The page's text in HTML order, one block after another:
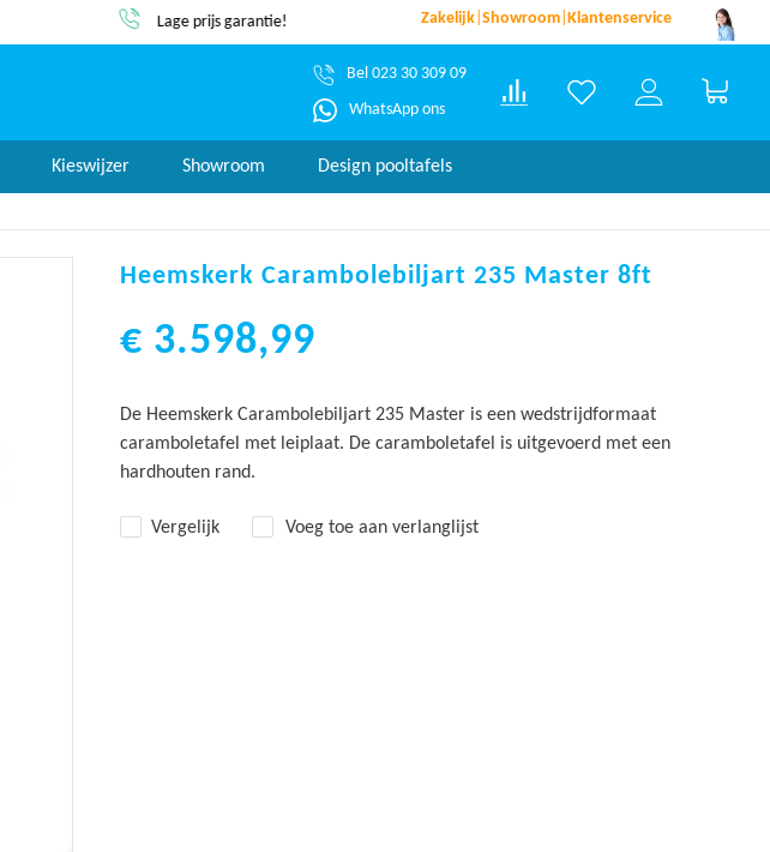
Heemskerk Carambolebiljart 235 Master 8ft
€ 3.598,99
De Heemskerk Carambolebiljart 235 Master is een wedstrijdformaat
caramboletafel met leiplaat. De caramboletafel is uitgevoerd met een
hardhouten rand.
Vergelijk Voeg toe aan verlanglijst
Lage prijs garantie! dezelfde werkdag verzonden*
Zakelijk Showroom Klantenservice
Bel 023 30 309 09
WhatsApp ons
Kieswijzer Showroom Design pooltafels